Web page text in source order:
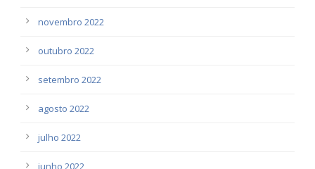
novembro 2022
outubro 2022
setembro 2022
agosto 2022
julho 2022
junho 2022